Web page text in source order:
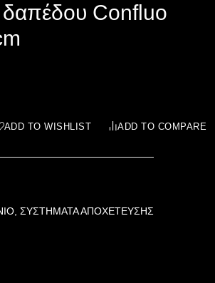
δαπέδου Confluo
ADD TO WISHLIST ADD TO COMPARE
, ΣΥΣΤΗΜΑΤΑ ΑΠΟΧΕΤΕΥΣΗΣ